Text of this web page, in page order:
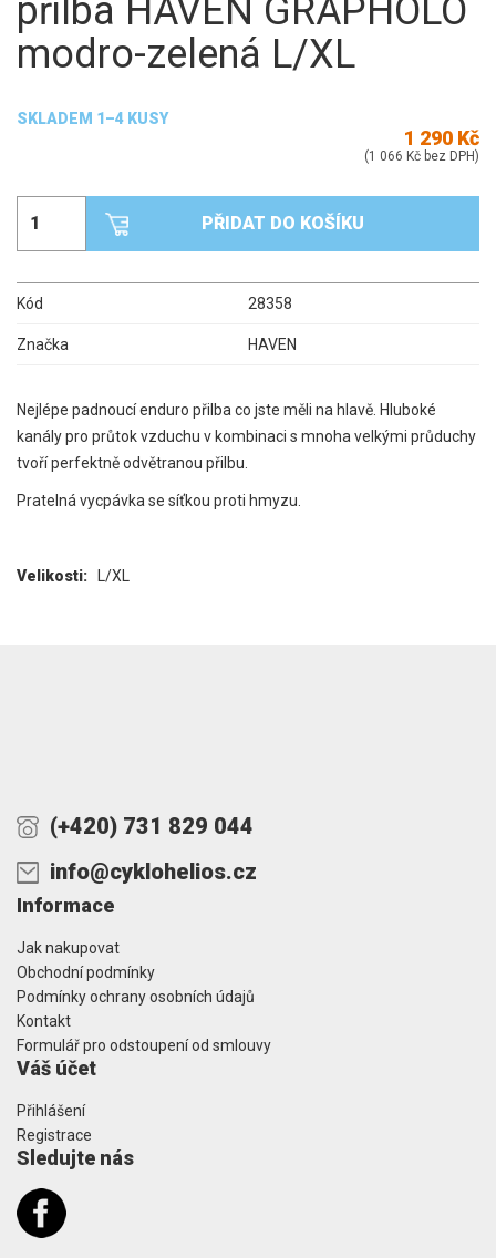
přilba HAVEN GRAPHOLO
modro-zelená L/XL
SKLADEM 1–4 KUSY
1 290 Kč
(1 066 Kč bez DPH)
PŘIDAT DO KOŠÍKU
Kód 28358
Značka HAVEN
Nejlépe padnoucí enduro přilba co jste měli na hlavě. Hluboké
kanály pro průtok vzduchu v kombinaci s mnoha velkými průduchy
tvoří perfektně odvětranou přilbu.
Pratelná vycpávka se síťkou proti hmyzu.
Velikosti: L/XL
(+420) 731 829 044
info@cyklohelios.cz
Informace
Jak nakupovat
Obchodní podmínky
Podmínky ochrany osobních údajů
Kontakt
Formulář pro odstoupení od smlouvy
Váš účet
Přihlášení
Registrace
Sledujte nás